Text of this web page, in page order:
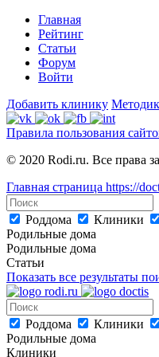
Главная
Рейтинг
Статьи
Форум
Войти
Добавить клинику
Правила пользования
© 2020 Rodi.ru. Все права
Главная страница https://
Роддома Клиники
Родильные дома
Родильные дома
Статьи
Показать все результаты
Роддома Клиники
Родильные дома
Клиники